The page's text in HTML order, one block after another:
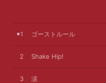
1 ゴーストルール
2 Shake Hip!
3 涙